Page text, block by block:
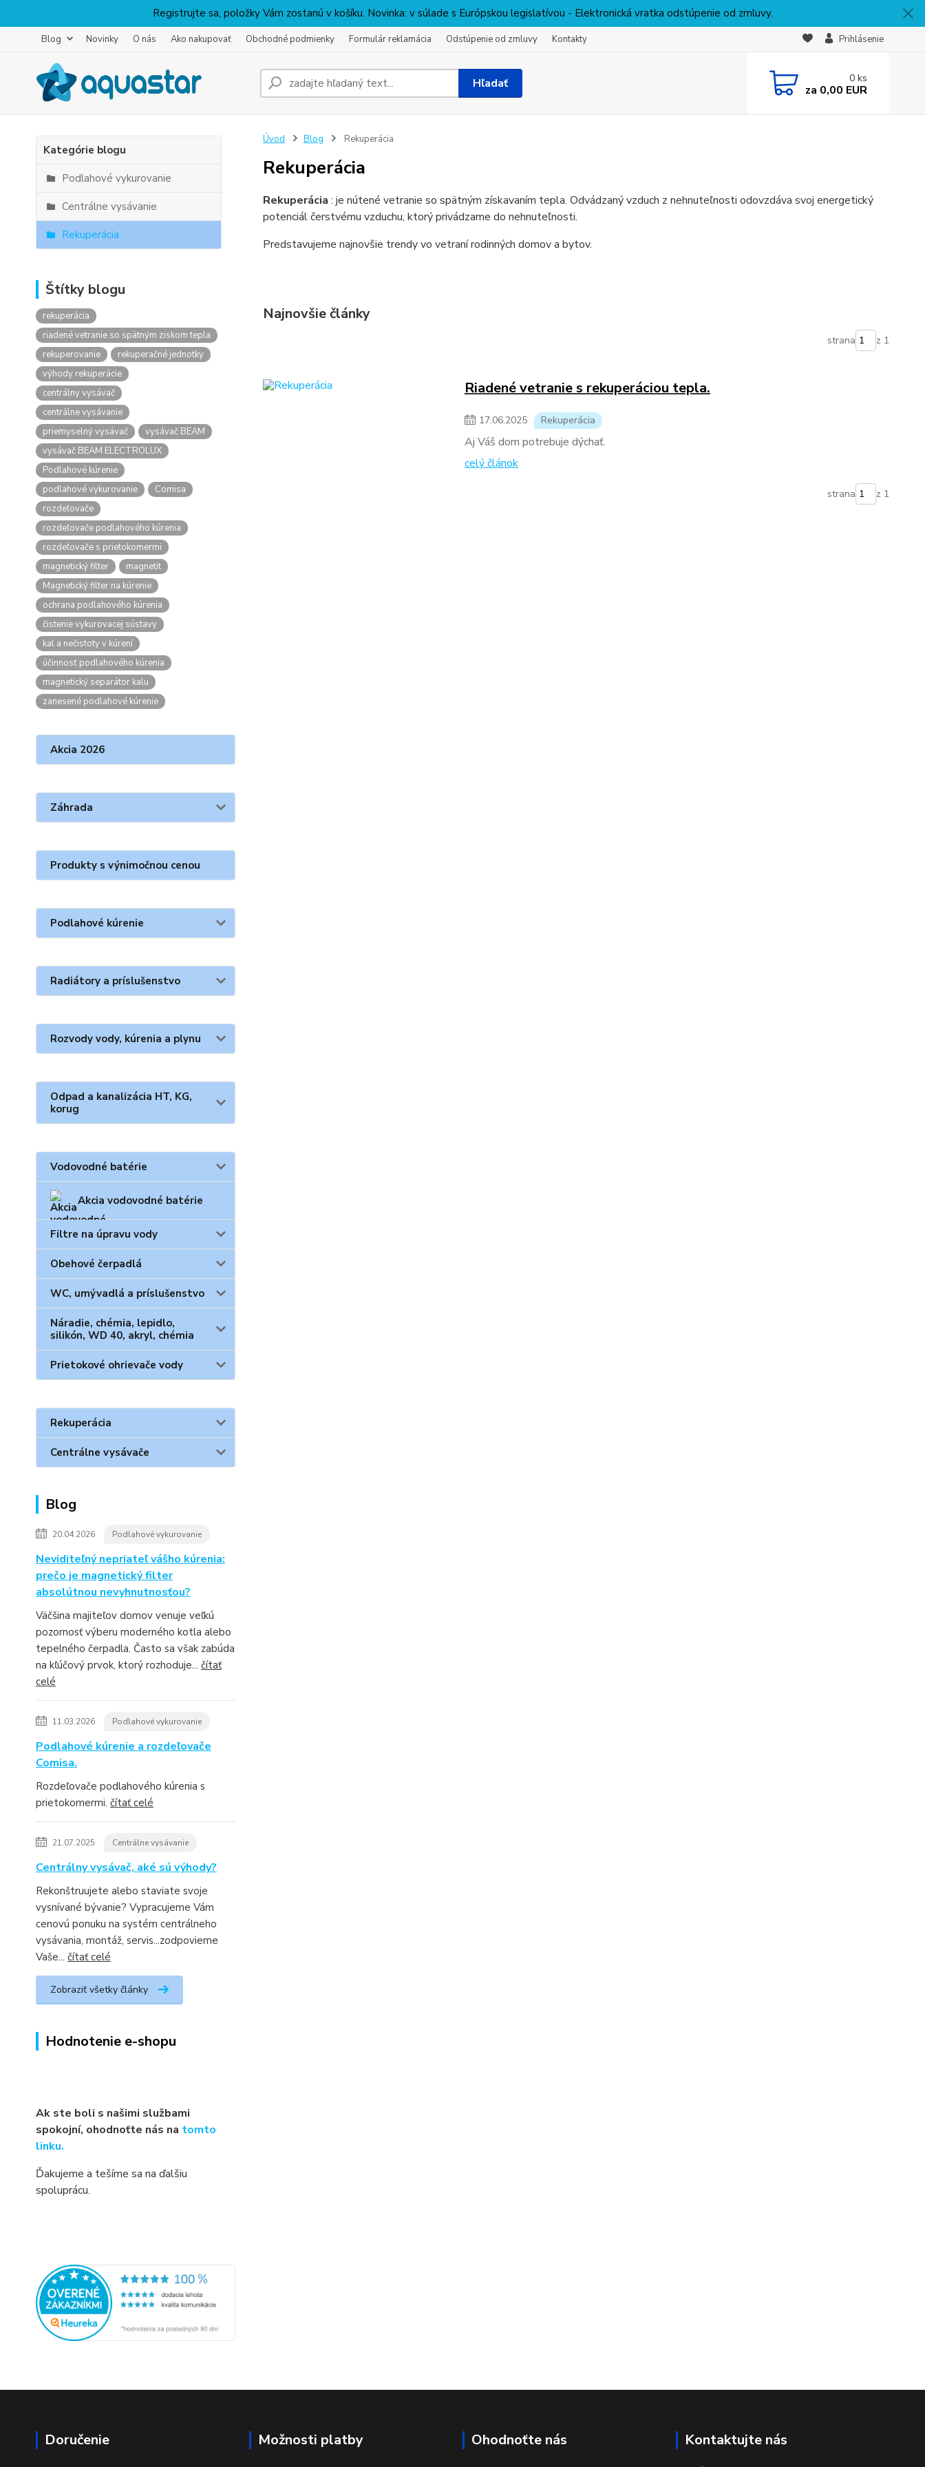
Registrujte sa, položky Vám zostanú v košíku. Novinka: v súlade s Európskou legislatívou - Elektronická vratka odstúpenie od zmluvy.
Blog Novinky O nás Ako nakupovať Obchodné podmienky Formulár reklamácia Odstúpenie od zmluvy Kontakty Prihlásenie
Hľadať 0 ks
za 0,00 EUR
Kategórie blogu
Podlahové vykurovanie
Centrálne vysávanie
Rekuperácia
Štítky blogu
rekuperácia
riadené vetranie so spätným ziskom tepla
rekuperovanie
rekuperačné jednotky
výhody rekuperácie
centrálny vysávač
centrálne vysávanie
priemyselný vysávač
vysávač BEAM
vysávač BEAM ELECTROLUX
Podlahové kúrenie
podlahové vykurovanie
Comisa
rozdeľovače
rozdeľovače podlahového kúrenia
rozdeľovače s prietokomermi
magnetický filter
magnetit
Magnetický filter na kúrenie
ochrana podlahového kúrenia
čistenie vykurovacej sústavy
kal a nečistoty v kúrení
účinnosť podlahového kúrenia
magnetický separátor kalu
zanesené podlahové kúrenie
Akcia 2026
Záhrada
Produkty s výnimočnou cenou
Podlahové kúrenie
Radiátory a príslušenstvo
Rozvody vody, kúrenia a plynu
Odpad a kanalizácia HT, KG,
korug
Vodovodné batérie
Akcia vodovodné batérie
Filtre na úpravu vody
Obehové čerpadlá
WC, umývadlá a príslušenstvo
Náradie, chémia, lepidlo,
silikón, WD 40, akryl, chémia
Prietokové ohrievače vody
Rekuperácia
Centrálne vysávače
Blog
20.04.2026 Podlahové vykurovanie
Neviditeľný nepriateľ vášho kúrenia:
prečo je magnetický filter
absolútnou nevyhnutnosťou?
Väčšina majiteľov domov venuje veľkú
pozornosť výberu moderného kotla alebo
tepelného čerpadla. Často sa však zabúda
na kľúčový prvok, ktorý rozhoduje... čítať
celé
11.03.2026 Podlahové vykurovanie
Podlahové kúrenie a rozdeľovače
Comisa.
Rozdeľovače podlahového kúrenia s
prietokomermi. čítať celé
21.07.2025 Centrálne vysávanie
Centrálny vysávač, aké sú výhody?
Rekonštruujete alebo staviate svoje
vysnívané bývanie? Vypracujeme Vám
cenovú ponuku na systém centrálneho
vysávania, montáž, servis...zodpovieme
Vaše... čítať celé
Zobraziť všetky články
Hodnotenie e-shopu
Ak ste boli s našimi službami
spokojní, ohodnoťte nás na tomto
linku.
Ďakujeme a tešíme sa na ďalšiu
spoluprácu.
Úvod Blog Rekuperácia
Rekuperácia
Rekuperácia : je nútené vetranie so spätným získavaním tepla. Odvádzaný vzduch z nehnuteľnosti odovzdáva svoj energetický
potenciál čerstvému vzduchu, ktorý privádzame do nehnuteľnosti.
Predstavujeme najnovšie trendy vo vetraní rodinných domov a bytov.
Najnovšie články
strana z 1
Riadené vetranie s rekuperáciou tepla.
17.06.2025 Rekuperácia
Aj Váš dom potrebuje dýchať.
celý článok
strana z 1
Doručenie Možnosti platby Ohodnoťte nás Kontaktujte nás